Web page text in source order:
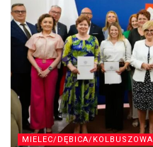
MIELEC/DĘBICA/KOLBUSZOWA